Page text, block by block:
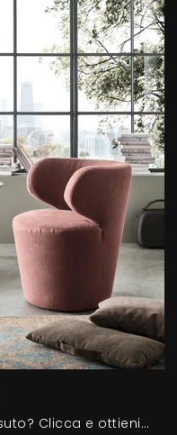
Cerchi Poltrone design in tessuto? Clicca e ottieni informazioni sul modello Zalea di Maronese.